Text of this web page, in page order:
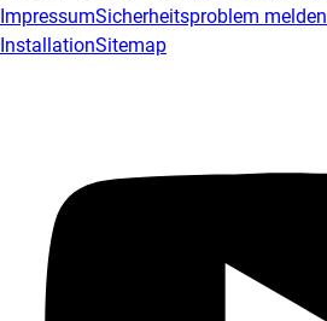
ImpressumSicherheitsproblem melden
InstallationSitemap